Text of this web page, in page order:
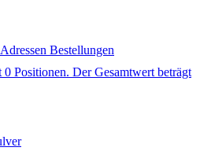
Adressen Bestellungen
0 Positionen. Der Gesamtwert beträgt